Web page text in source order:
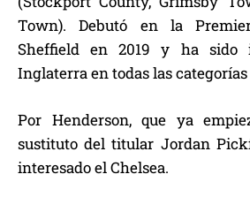
Town). Debutó en la
Sheffield en 2019 y ha sido
Inglaterra en todas las
Por Henderson, que ya
sustituto del titular Jordan
interesado el Chelsea.